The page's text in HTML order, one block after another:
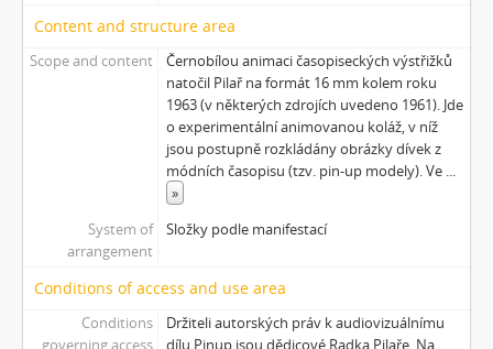
Content and structure area
Scope and content
Černobílou animaci časopiseckých výstřižků
natočil Pilař na formát 16 mm kolem roku
1963 (v některých zdrojích uvedeno 1961). Jde
o experimentální animovanou koláž, v níž
jsou postupně rozkládány obrázky dívek z
módních časopisu (tzv. pin-up modely). Ve
»
System of
arrangement
Složky podle manifestací
Conditions of access and use area
Conditions
governing access
Držiteli autorských práv k audiovizuálnímu
dílu Pinup jsou dědicové Radka Pilaře. Na